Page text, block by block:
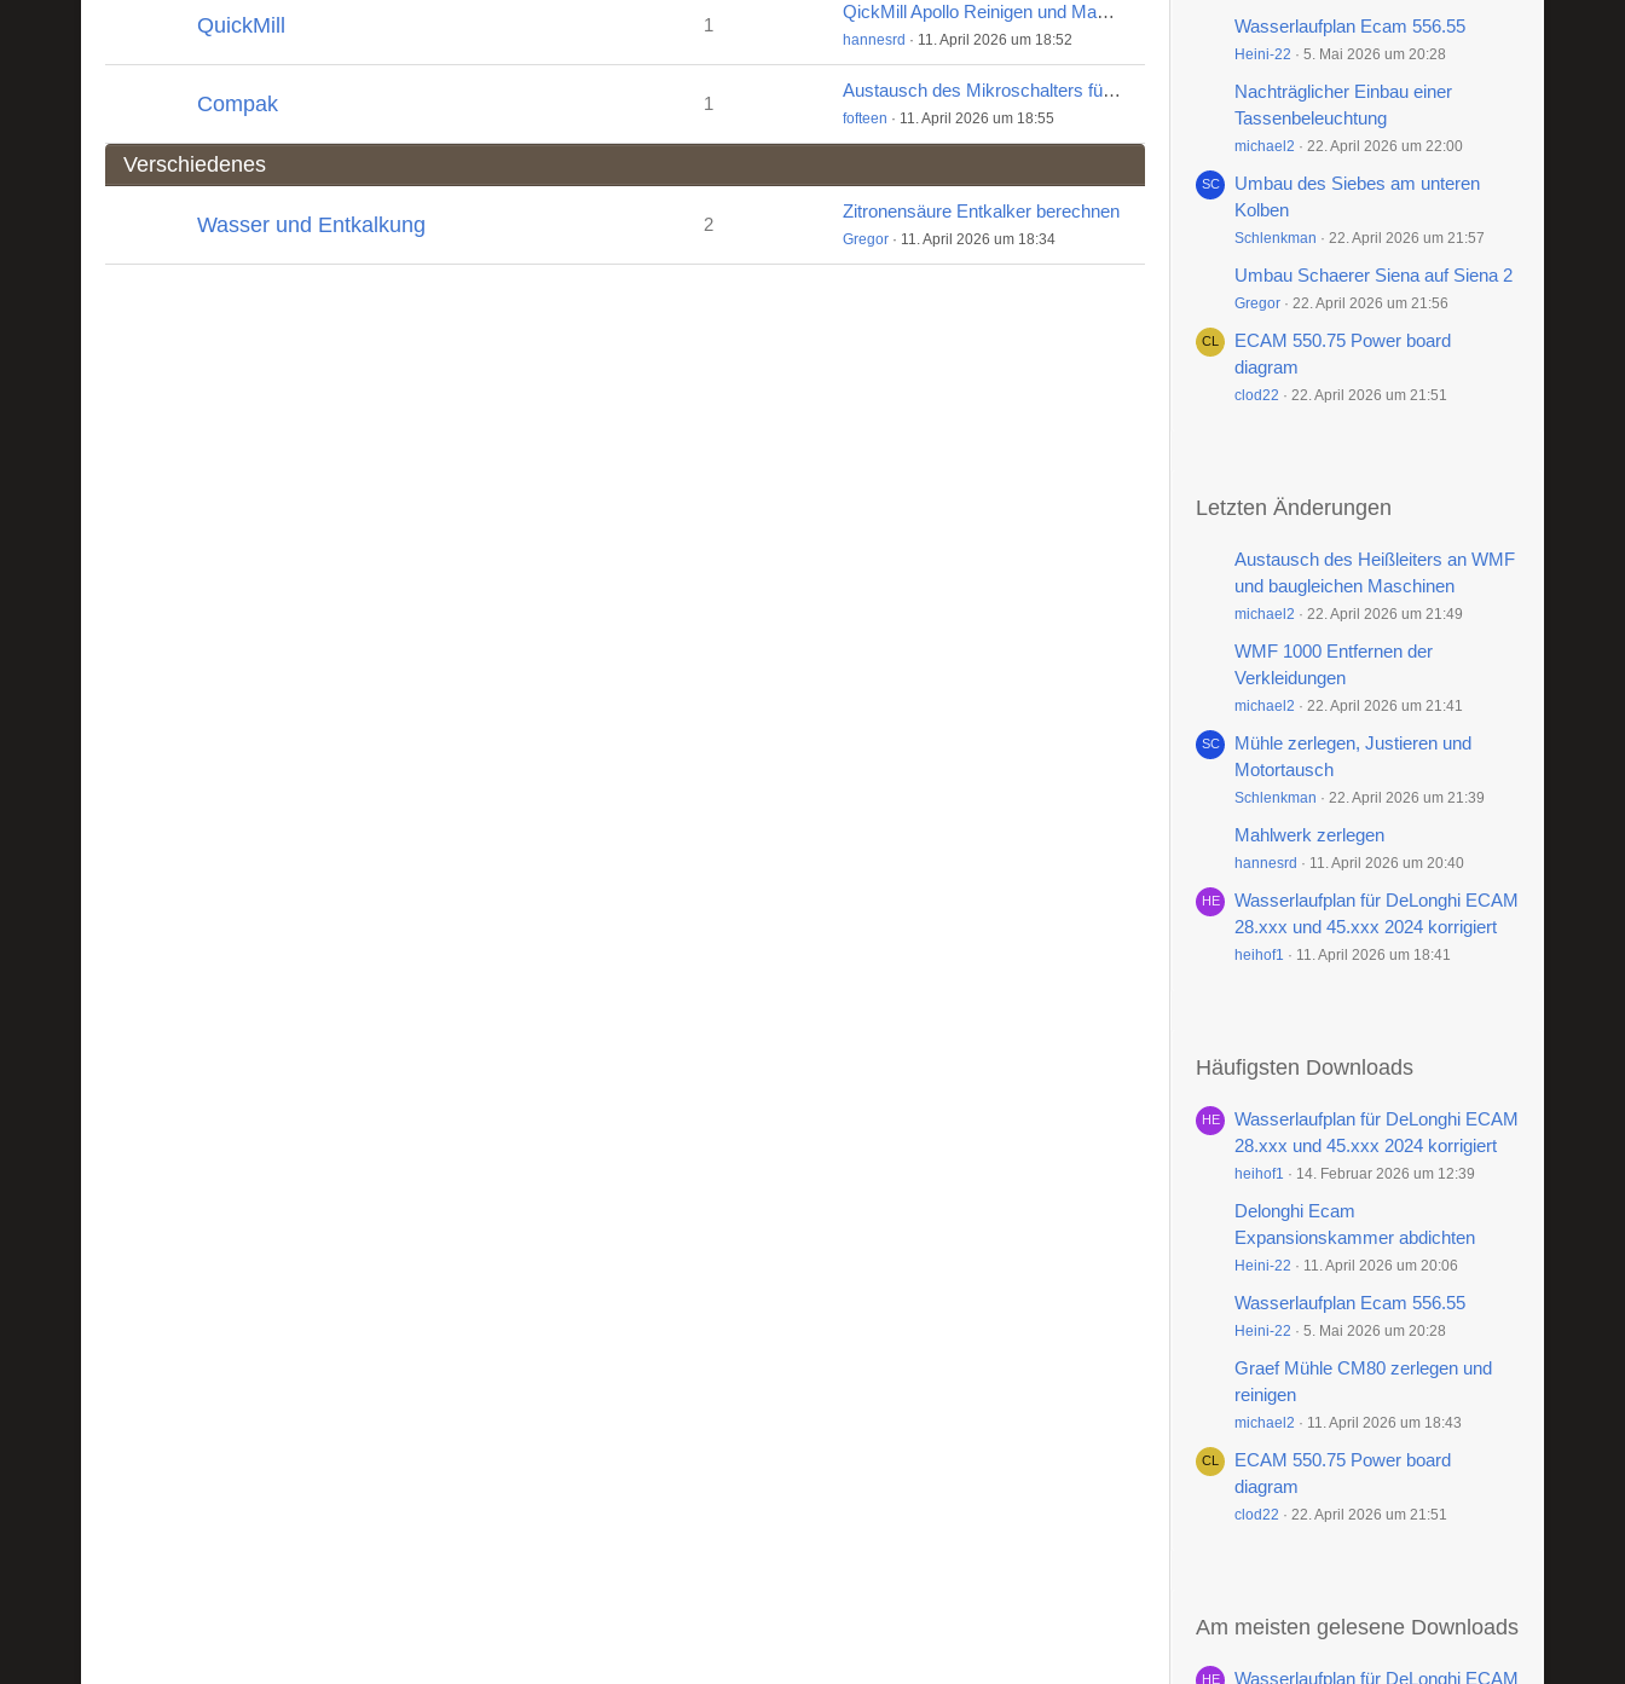
QuickMill 1
QickMill Apollo Reinigen und Mahlgradoptimierung
hannesrd 11. April 2026 um 18:52
Compak 1
Austausch des Mikroschalters für den Timer an einer K3 touch
fofteen 11. April 2026 um 18:55
Verschiedenes
Wasser und Entkalkung 2
Zitronensäure Entkalker berechnen
Gregor 11. April 2026 um 18:34
Wasserlaufplan Ecam 556.55
Heini-22 5. Mai 2026 um 20:28
Nachträglicher Einbau einer
Tassenbeleuchtung
michael2 22. April 2026 um 22:00
Umbau des Siebes am unteren
Kolben
Schlenkman 22. April 2026 um 21:57
Umbau Schaerer Siena auf Siena 2
Gregor 22. April 2026 um 21:56
ECAM 550.75 Power board
diagram
clod22 22. April 2026 um 21:51
Letzten Änderungen
Austausch des Heißleiters an WMF
und baugleichen Maschinen
michael2 22. April 2026 um 21:49
WMF 1000 Entfernen der
Verkleidungen
michael2 22. April 2026 um 21:41
Mühle zerlegen, Justieren und
Motortausch
Schlenkman 22. April 2026 um 21:39
Mahlwerk zerlegen
hannesrd 11. April 2026 um 20:40
Wasserlaufplan für DeLonghi ECAM
28.xxx und 45.xxx 2024 korrigiert
heihof1 11. April 2026 um 18:41
Häufigsten Downloads
Wasserlaufplan für DeLonghi ECAM
28.xxx und 45.xxx 2024 korrigiert
heihof1 14. Februar 2026 um 12:39
Delonghi Ecam
Expansionskammer abdichten
Heini-22 11. April 2026 um 20:06
Wasserlaufplan Ecam 556.55
Heini-22 5. Mai 2026 um 20:28
Graef Mühle CM80 zerlegen und
reinigen
michael2 11. April 2026 um 18:43
ECAM 550.75 Power board
diagram
clod22 22. April 2026 um 21:51
Am meisten gelesene Downloads
Wasserlaufplan für DeLonghi ECAM